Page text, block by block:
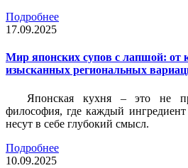
Подробнее
17.09.2025
Мир японских супов с лапшой: от
изысканных региональных
Японская кухня – это не
философия, где каждый
несут в себе глубокий смысл.
Подробнее
10.09.2025